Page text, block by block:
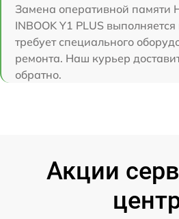
Замена оперативной памяти
INBOOK Y1 PLUS
требует специального
ремонта. Наш курьер
обратно.
Акции